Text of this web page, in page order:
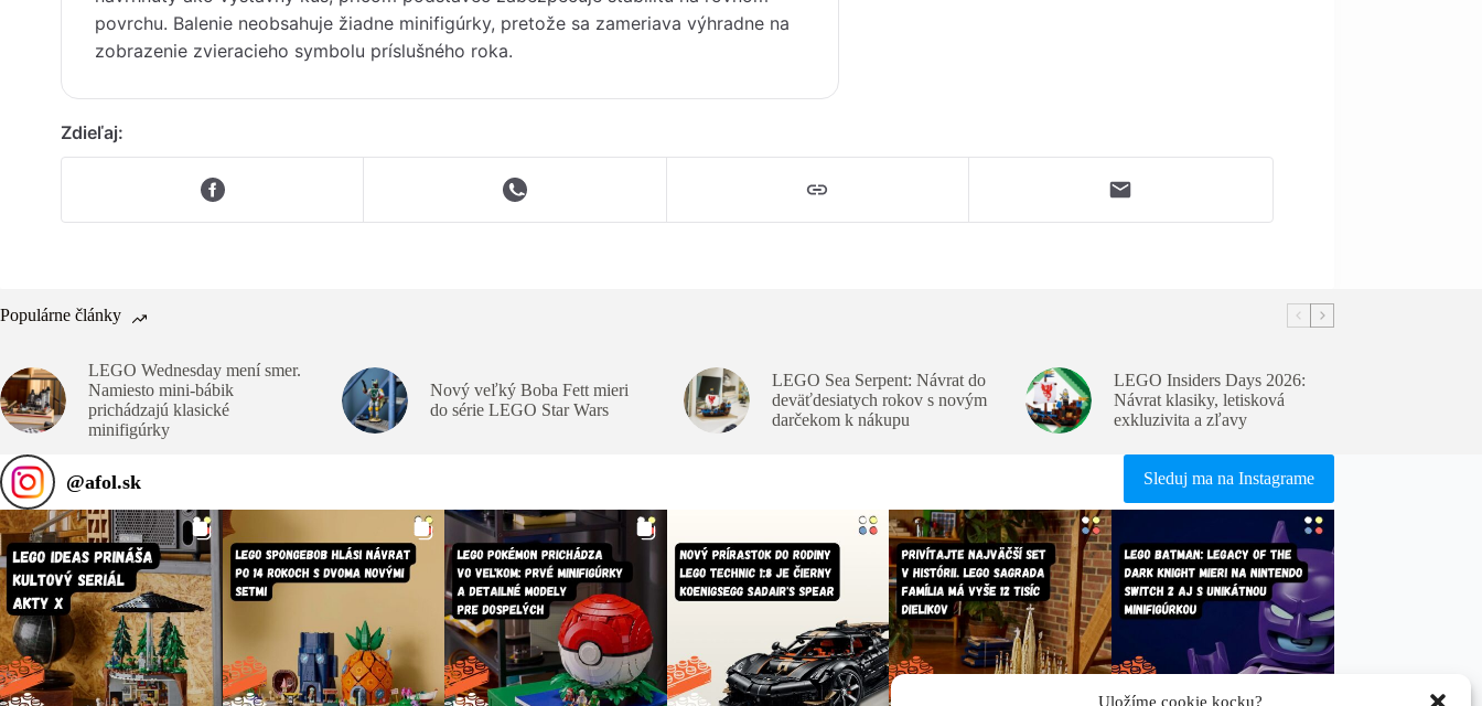
Uložíme cookie kocku?
povrchu. Balenie neobsahuje žiadne minifigúrky, pretože sa zameriava výhradne na
zobrazenie zvieracieho symbolu príslušného roka.
Zdieľaj:
Populárne články
LEGO Wednesday mení smer.
Namiesto mini-bábik
prichádzajú klasické
minifigúrky
Nový veľký Boba Fett mieri
do série LEGO Star Wars
LEGO Sea Serpent: Návrat do
deväťdesiatych rokov s novým
darčekom k nákupu
LEGO Insiders Days 2026:
Návrat klasiky, letisková
exkluzivita a zľavy
@afol.sk Sleduj ma na Instagrame